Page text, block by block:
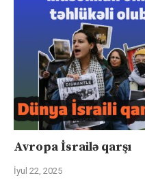
Avropa İsrailə qarşı
İyul 22, 2025